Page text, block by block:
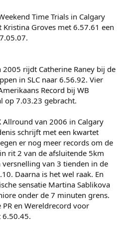
Time Trials in Calgary
Groves met 6.57.61 een
rijdt Catherine Raney bij de
in SLC naar 6.56.92. Vier
Record bij WB
op 7.03.23 gebracht.
Allround van 2006 in Calgary
schrijft met een kwartet
er nog meer records om de
rit 2 van de afsluitende 5km
van 3 tienden in de
Daarna is het wel raak. En
sensatie Martina Sablikova
onder de 7 minuten grens.
PR en Wereldrecord voor
6.50.45.